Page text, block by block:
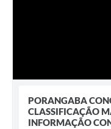
PORANGABA
CLASSIFICAÇÃO
INFORMAÇÃO